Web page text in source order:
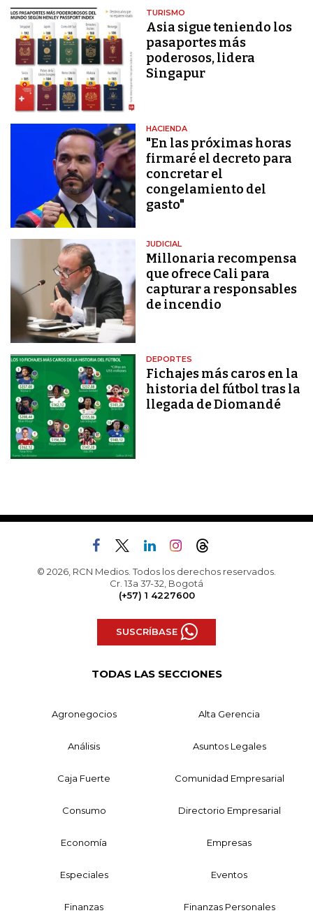
TURISMO
Asia sigue teniendo los
pasaportes más
poderosos, lidera
Singapur
HACIENDA
"En las próximas horas
firmaré el decreto para
concretar el
congelamiento del
gasto"
JUDICIAL
Millonaria recompensa
que ofrece Cali para
capturar a responsables
de incendio
DEPORTES
Fichajes más caros en la
historia del fútbol tras la
llegada de Diomandé
© 2026, RCN Medios. Todos los derechos reservados.
Cr. 13a 37-32, Bogotá
(+57) 1 4227600
SUSCRÍBASE
TODAS LAS SECCIONES
Agronegocios Alta Gerencia
Análisis Asuntos Legales
Caja Fuerte Comunidad Empresarial
Consumo Directorio Empresarial
Economía Empresas
Especiales Eventos
Finanzas Finanzas Personales